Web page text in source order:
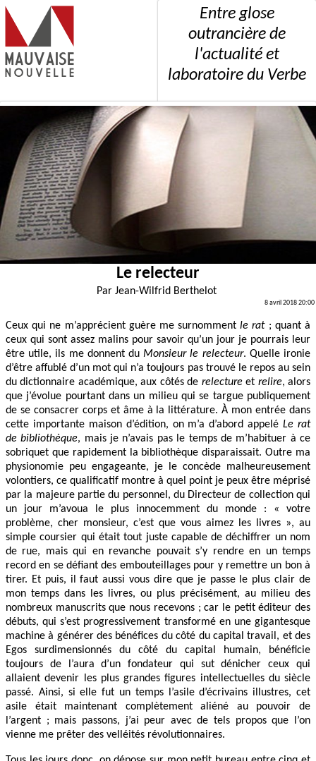
Entre glose
outrancière de
l'actualité et
laboratoire du Verbe
Le relecteur
Par Jean-Wilfrid Berthelot
8 avril 2018 20:00
Ceux qui ne m’apprécient guère me surnommentle rat; quant à
ceux qui sont assez malins pour savoir qu’un jour je pourrais leur
être utile, ils me donnent duMonsieur le relecteur. Quelle ironie
d’être affublé d’un mot qui n’a toujours pas trouvé le repos au sein
du dictionnaire académique, aux côtés de relectureet relire, alors
que j’évolue pourtant dans un milieu qui se targue publiquement
de se consacrer corps et âme à la littérature. À mon entrée dans
cette importante maison d’édition, on m’a d’abord appeléLe rat
de bibliothèque, mais je n’avais pas le temps de m’habituer à ce
sobriquet que rapidement la bibliothèque disparaissait. Outre ma
physionomie peu engageante, je le concède malheureusement
volontiers, ce qualificatif montre à quel point je peux être méprisé
par la majeure partie du personnel, du Directeur de collection qui
un jour m’avoua le plus innocemment du monde : « votre
problème, cher monsieur, c’est que vous aimez les livres », au
simple coursier qui était tout juste capable de déchiffrer un nom
de rue, mais qui en revanche pouvait s’y rendre en un temps
record en se défiant des embouteillages pour y remettre un bon à
tirer. Et puis, il faut aussi vous dire que je passe le plus clair de
mon temps dans les livres, ou plus précisément, au milieu des
nombreux manuscrits que nous recevons ; car le petit éditeur des
débuts, qui s’est progressivement transformé en une gigantesque
machine à générer des bénéfices du côté du capital travail, et des
Egos surdimensionnés du côté du capital humain, bénéficie
toujours de l’aura d’un fondateur qui sut dénicher ceux qui
allaient devenir les plus grandes figures intellectuelles du siècle
passé. Ainsi, si elle fut un temps l’asile d’écrivains illustres, cet
asile était maintenant complètement aliéné au pouvoir de
l’argent ; mais passons, j’ai peur avec de tels propos que l’on
vienne me prêter des velléités révolutionnaires.